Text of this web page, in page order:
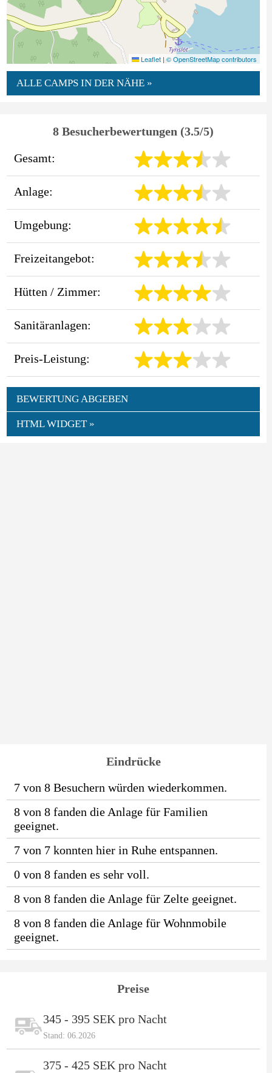
Leaflet | © OpenStreetMap contributors
ALLE CAMPS IN DER NÄHE »
8 Besucherbewertungen (3.5/5)
Gesamt:
Anlage:
Umgebung:
Freizeitangebot:
Hütten / Zimmer:
Sanitäranlagen:
Preis-Leistung:
BEWERTUNG ABGEBEN
HTML WIDGET »
Eindrücke
7 von 8 Besuchern würden wiederkommen.
8 von 8 fanden die Anlage für Familien
geeignet.
7 von 7 konnten hier in Ruhe entspannen.
0 von 8 fanden es sehr voll.
8 von 8 fanden die Anlage für Zelte geeignet.
8 von 8 fanden die Anlage für Wohnmobile
geeignet.
Preise
345 - 395 SEK pro Nacht
Stand: 06.2026
375 - 425 SEK pro Nacht